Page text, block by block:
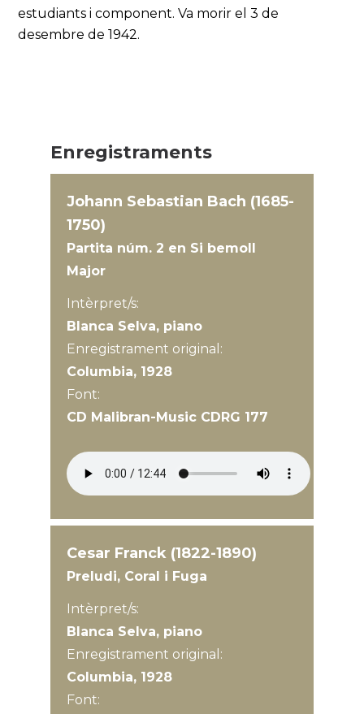
estudiants i component. Va morir el 3 de
desembre de 1942.
Enregistraments
Johann Sebastian Bach (1685-
1750)
Partita núm. 2 en Si bemoll
Major
Intèrpret/s:
Blanca Selva, piano
Enregistrament original:
Columbia, 1928
Font:
CD Malibran-Music CDRG 177
Cesar Franck (1822-1890)
Preludi, Coral i Fuga
Intèrpret/s:
Blanca Selva, piano
Enregistrament original:
Columbia, 1928
Font: